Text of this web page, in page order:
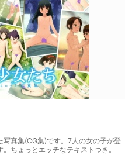
写真集(CG集)です。7人の女の子が登
ちょっとエッチなテキストつき。